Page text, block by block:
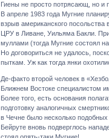
Гиены не просто потрясающ, но и
В апреле 1983 года Мугние
взрыв американского
ЦРУ в Ливане, Уильяма Бакли.
муллами (тогда Мугние состоял
Но договориться не удалось,
пыткам. Уж как тогда янки
Де-факто второй человек в
Ближнем Востоке специалистом
Более того, есть основания
подготовку аналогичных
в Чечне было несколько
Бейруте вновь подверглось